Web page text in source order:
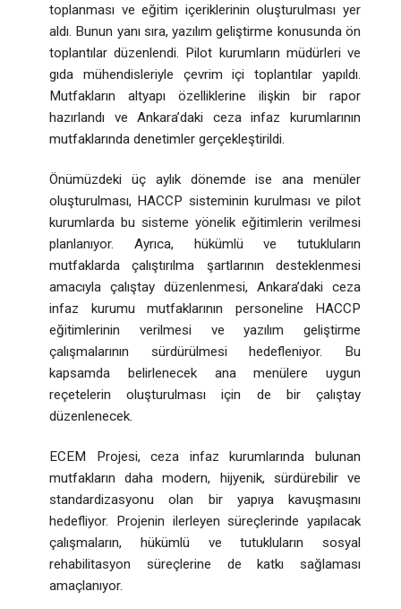
toplanması ve eğitim içeriklerinin oluşturulması yer
aldı. Bunun yanı sıra, yazılım geliştirme konusunda ön
toplantılar düzenlendi. Pilot kurumların müdürleri ve
gıda mühendisleriyle çevrim içi toplantılar yapıldı.
Mutfakların altyapı özelliklerine ilişkin bir rapor
hazırlandı ve Ankara’daki ceza infaz kurumlarının
mutfaklarında denetimler gerçekleştirildi.
Önümüzdeki üç aylık dönemde ise ana menüler
oluşturulması, HACCP sisteminin kurulması ve pilot
kurumlarda bu sisteme yönelik eğitimlerin verilmesi
planlanıyor. Ayrıca, hükümlü ve tutukluların
mutfaklarda çalıştırılma şartlarının desteklenmesi
amacıyla çalıştay düzenlenmesi, Ankara’daki ceza
infaz kurumu mutfaklarının personeline HACCP
eğitimlerinin verilmesi ve yazılım geliştirme
çalışmalarının sürdürülmesi hedefleniyor. Bu
kapsamda belirlenecek ana menülere uygun
reçetelerin oluşturulması için de bir çalıştay
düzenlenecek.
ECEM Projesi, ceza infaz kurumlarında bulunan
mutfakların daha modern, hijyenik, sürdürebilir ve
standardizasyonu olan bir yapıya kavuşmasını
hedefliyor. Projenin ilerleyen süreçlerinde yapılacak
çalışmaların, hükümlü ve tutukluların sosyal
rehabilitasyon süreçlerine de katkı sağlaması
amaçlanıyor.